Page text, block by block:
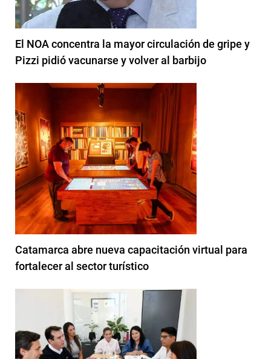
El NOA concentra la mayor circulación de gripe y
Pizzi pidió vacunarse y volver al barbijo
Catamarca abre nueva capacitación virtual para
fortalecer al sector turístico